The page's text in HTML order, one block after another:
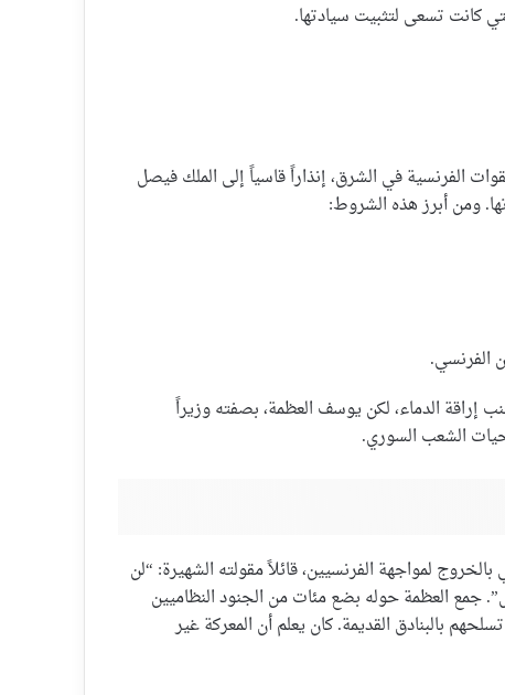
كانت تسعى لتثبيت سيادتها.
القوات الفرنسية في الشرق، إنذاراً قاسياً إلى الملك فيصل
ومن أبرز هذه الشروط:
الفرنسي.
إراقة الدماء، لكن يوسف العظمة، بصفته وزيراً
الشعب السوري.
لمواجهة الفرنسيين، قائلاً مقولته الشهيرة: “لن
جمع العظمة حوله بضع مئات من الجنود النظاميين
بالبنادق القديمة. كان يعلم أن المعركة غير